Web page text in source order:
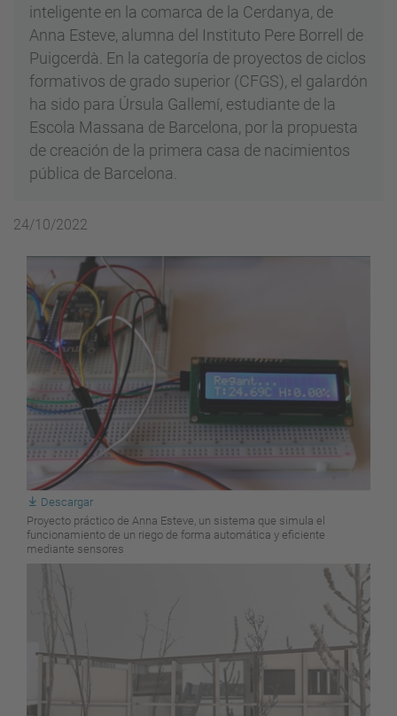
inteligente en la comarca de la Cerdanya, de
Anna Esteve, alumna del Instituto Pere Borrell de
Puigcerdà. En la categoría de proyectos de ciclos
formativos de grado superior (CFGS), el galardón
ha sido para Úrsula Gallemí, estudiante de la
Escola Massana de Barcelona, por la propuesta
de creación de la primera casa de nacimientos
pública de Barcelona.
24/10/2022
Descargar
Proyecto práctico de Anna Esteve, un sistema que simula el
funcionamiento de un riego de forma automática y eficiente
mediante sensores